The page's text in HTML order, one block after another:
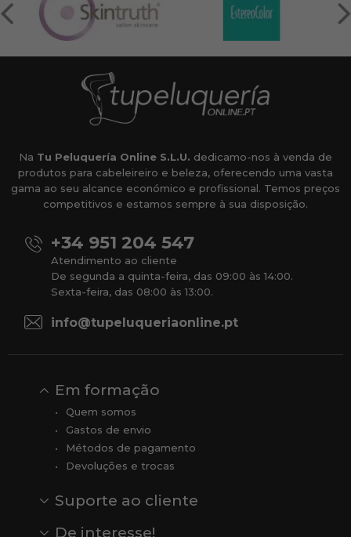
Na Tu Peluquería Online S.L.U. dedicamo-nos à venda de
produtos para cabeleireiro e beleza, oferecendo uma vasta
gama ao seu alcance económico e profissional. Temos preços
competitivos e estamos sempre à sua disposição.
+34 951 204 547
Atendimento ao cliente
De segunda a quinta-feira, das 09:00 às 14:00.
Sexta-feira, das 08:00 às 13:00.
info@tupeluqueriaonline.pt
Em formação
Quem somos
Gastos de envio
Métodos de pagamento
Devoluções e trocas
Suporte ao cliente
Comentários
Comentários do Google
De interesse!